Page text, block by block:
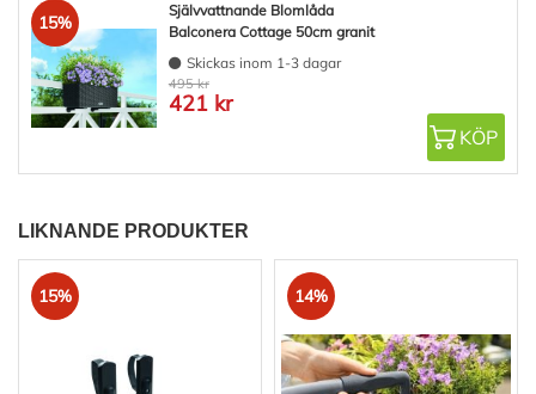
15%
Självvattnande Blomlåda
Balconera Cottage 50cm granit
Skickas inom 1-3 dagar
495 kr
421 kr
KÖP
LIKNANDE PRODUKTER
15% 14%